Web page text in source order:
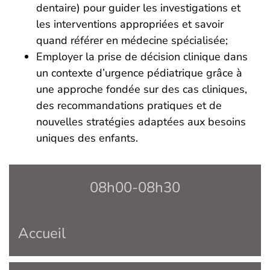
dentaire) pour guider les investigations et
les interventions appropriées et savoir
quand référer en médecine spécialisée;
Employer la prise de décision clinique dans
un contexte d’urgence pédiatrique grâce à
une approche fondée sur des cas cliniques,
des recommandations pratiques et de
nouvelles stratégies adaptées aux besoins
uniques des enfants.
08h00-08h30
Accueil